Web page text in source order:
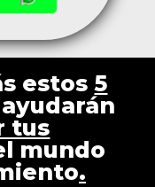
estos5
tus
mundo
.